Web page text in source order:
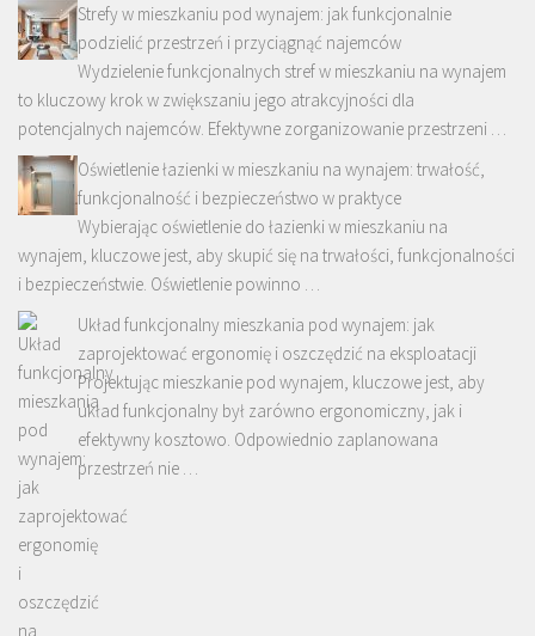
Strefy w mieszkaniu pod wynajem: jak funkcjonalnie
podzielić przestrzeń i przyciągnąć najemców
Wydzielenie funkcjonalnych stref w mieszkaniu na wynajem
to kluczowy krok w zwiększaniu jego atrakcyjności dla
potencjalnych najemców. Efektywne zorganizowanie przestrzeni …
Oświetlenie łazienki w mieszkaniu na wynajem: trwałość,
funkcjonalność i bezpieczeństwo w praktyce
Wybierając oświetlenie do łazienki w mieszkaniu na
wynajem, kluczowe jest, aby skupić się na trwałości, funkcjonalności
i bezpieczeństwie. Oświetlenie powinno …
Układ funkcjonalny mieszkania pod wynajem: jak
zaprojektować ergonomię i oszczędzić na eksploatacji
Projektując mieszkanie pod wynajem, kluczowe jest, aby
układ funkcjonalny był zarówno ergonomiczny, jak i
efektywny kosztowo. Odpowiednio zaplanowana
przestrzeń nie …